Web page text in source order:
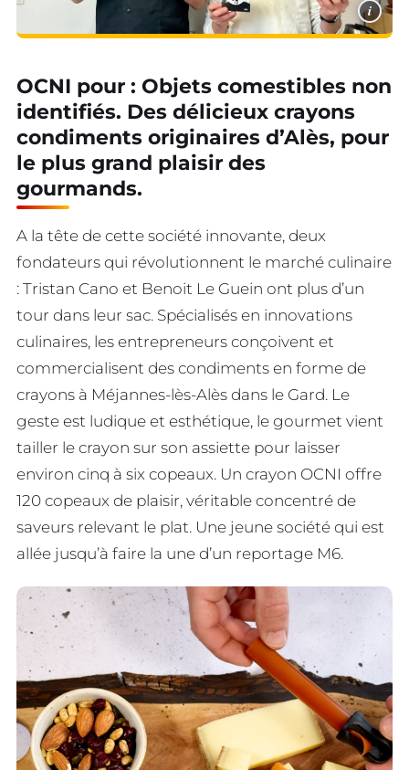
i
OCNI pour : Objets comestibles non
identifiés. Des délicieux crayons
condiments originaires d’Alès, pour
le plus grand plaisir des
gourmands.
A la tête de cette société innovante, deux
fondateurs qui révolutionnent le marché culinaire
: Tristan Cano et Benoit Le Guein ont plus d’un
tour dans leur sac. Spécialisés en innovations
culinaires, les entrepreneurs conçoivent et
commercialisent des condiments en forme de
crayons à Méjannes-lès-Alès dans le Gard. Le
geste est ludique et esthétique, le gourmet vient
tailler le crayon sur son assiette pour laisser
environ cinq à six copeaux. Un crayon OCNI offre
120 copeaux de plaisir, véritable concentré de
saveurs relevant le plat. Une jeune société qui est
allée jusqu’à faire la une d’un reportage M6.